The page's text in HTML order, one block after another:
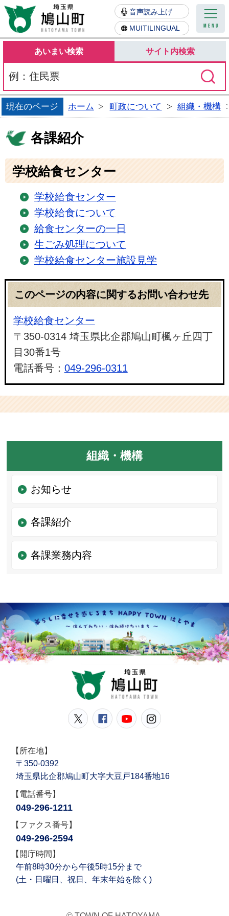
鳩山町
音声読み上げ
MUITILINGUAL
あいまい検索 サイト内検索
現在のページ ホーム 町政について 組織・機構
各課紹介
学校給食センター
学校給食センター
学校給食について
給食センターの一日
生ごみ処理について
学校給食センター施設見学
このページの内容に関するお問い合わせ先
学校給食センター
〒350-0314 埼玉県比企郡鳩山町楓ヶ丘四丁
目30番1号
電話番号： 049-296-0311
組織・機構
お知らせ
各課紹介
各課業務内容
鳩山町公式Twitter
鳩山町公式Facebook
鳩山町公式
【所在地】
〒350-0392
埼玉県比企郡鳩山町大字大豆戸184番地16
【電話番号】
049-296-1211
【ファクス番号】
049-296-2594
【開庁時間】
午前8時30分から午後5時15分まで
(土・日曜日、祝日、年末年始を除く)